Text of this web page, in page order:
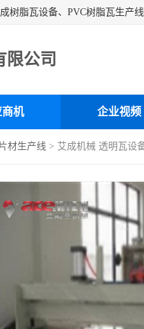
限公司
机 企业视频
材生产线 > 艾成机械 透明瓦设